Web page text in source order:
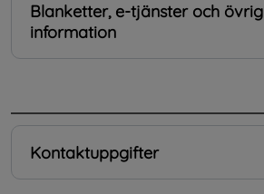
Blanketter, e-tjänster och övrig
information
Kontaktuppgifter